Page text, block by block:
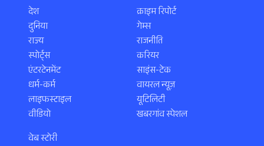
देश
दुनिया
राज्य
स्पोर्ट्स
एंटरटेनमेंट
धर्म-कर्म
लाइफस्टाइल
वीडियो
क्राइम रिपोर्ट
गेम्स
राजनीति
करियर
साइंस-टेक
वायरल न्यूज़
यूटिलिटी
खबरगांव स्पेशल
वेब स्टोरी